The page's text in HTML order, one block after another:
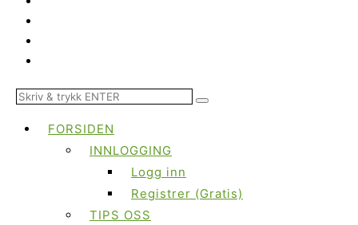
FORSIDEN
INNLOGGING
Logg inn
Registrer (Gratis)
TIPS OSS